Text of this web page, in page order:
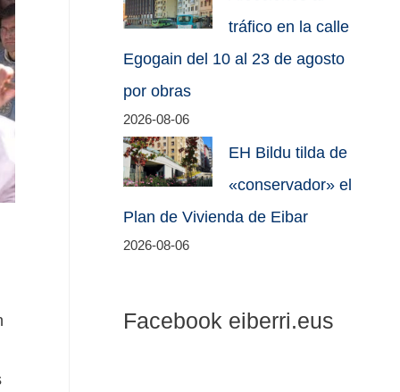
tráfico en la calle
Egogain del 10 al 23 de agosto
por obras
2026-08-06
EH Bildu tilda de
«conservador» el
Plan de Vivienda de Eibar
2026-08-06
Facebook eiberri.eus